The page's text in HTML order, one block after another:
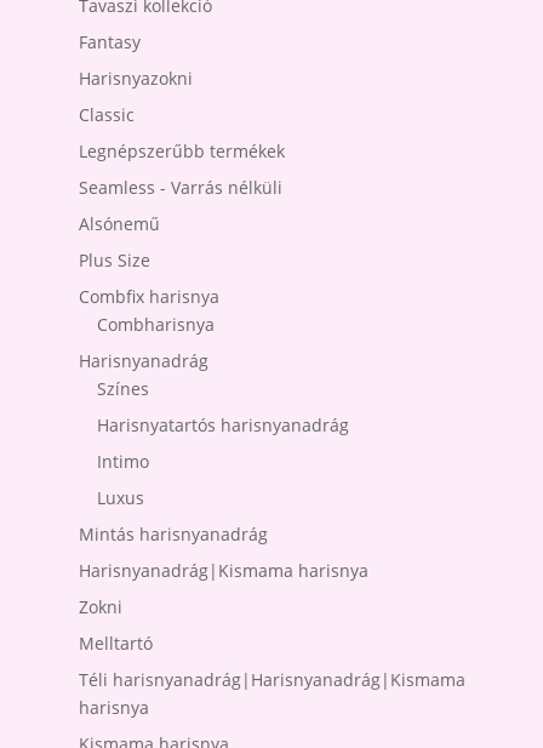
Tavaszi kollekció
Fantasy
Harisnyazokni
Classic
Legnépszerűbb termékek
Seamless - Varrás nélküli
Alsónemű
Plus Size
Combfix harisnya
Combharisnya
Harisnyanadrág
Színes
Harisnyatartós harisnyanadrág
Intimo
Luxus
Mintás harisnyanadrág
Harisnyanadrág|Kismama harisnya
Zokni
Melltartó
Téli harisnyanadrág|Harisnyanadrág|Kismama
harisnya